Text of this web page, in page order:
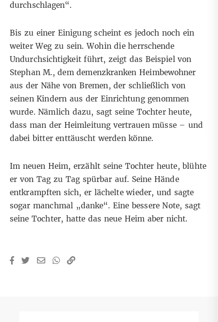
durchschlagen“.
Bis zu einer Einigung scheint es jedoch noch ein
weiter Weg zu sein. Wohin die herrschende
Undurchsichtigkeit führt, zeigt das Beispiel von
Stephan M., dem demenzkranken Heimbewohner
aus der Nähe von Bremen, der schließlich von
seinen Kindern aus der Einrichtung genommen
wurde. Nämlich dazu, sagt seine Tochter heute,
dass man der Heimleitung vertrauen müsse – und
dabei bitter enttäuscht werden könne.
Im neuen Heim, erzählt seine Tochter heute, blühte
er von Tag zu Tag spürbar auf. Seine Hände
entkrampften sich, er lächelte wieder, und sagte
sogar manchmal „danke“. Eine bessere Note, sagt
seine Tochter, hatte das neue Heim aber nicht.